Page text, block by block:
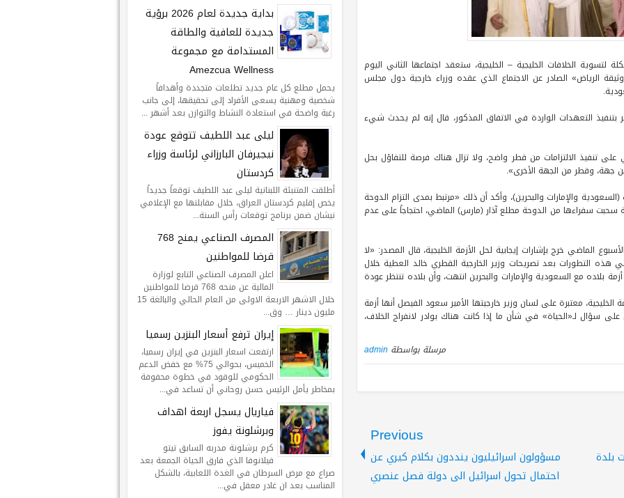
لتسوية الخلافات الخليجية – الخليجية، ستعقد اجتماعها الثاني اليوم
الرياض» الصادر عن الاجتماع الذي عقده وزراء خارجية دول مجلس
التعهدات الواردة في الاتفاق المذكور، قال إنه لم يحدث شيء
على تنفيذ الالتزامات من قطر واضح، ولا تزال هناك فرصة للتفاؤل بحل
من جهة، وقطر من الجهة الأخرى».
والإمارات والبحرين)، وأكد أن ذلك «مرتبط بمدى التزام الدوحة
سحبت سفراءها من الدوحة مطلع آذار (مارس) الماضي، احتجاجاً على عدم
الماضي خرج بإشارات إيجابية لحل الأزمة الخليجية، قال المصدر: «لا
التطورات بعد تصريحات وزير الخارجية القطري خالد العطية خلال
بلاده مع السعودية والإمارات والبحرين انتهت، وأن بلاده تنتظر عودة
معتبرة على لسان وزير خارجيتها الأمير سعود الفيصل أنها أزمة
سؤال لـ«الحياة» في شأن ما إذا كانت هناك بوادر لانفراج الخلاف،
مرسلة بواسطة admin
بلدة
Previous
مسؤولون اسرائيليون ينددون بكلام كيري عن
احتمال تحول اسرائيل الى دولة فصل عنصري
بداية جديدة لعام 2026 برؤية
جديدة للعافية والطاقة
المستدامة مع مجموعة
Amezcua Wellness
يحمل مطلع كل عام جديد تطلعات متجددة وأهدافاً
شخصية ومهنية يسعى الأفراد إلى تحقيقها، إلى جانب
رغبة واضحة في استعادة النشاط والتوازن بعد أشهر ...
ليلى عبد اللطيف تتوقع عودة
نيجيرفان البارزاني لرئاسة وزراء
كردستان
أطلقت المتنبئة اللبنانية ليلى عبد اللطيف توقعاً جديداً
يخص إقليم كردستان العراق، خلال مقابلتها مع الإعلامي
نيشان ضمن برنامج توقعات رأس السنة...
المصرف الصناعي يمنح 768
قرضا للمواطنين
اعلن المصرف الصناعي التابع لوزارة
المالية عن منحه 768 قرضا للمواطنين
خلال الاشهر الاربعة الاولى من العام الحالي والبالغة 15
مليون دينار … وق...
إيران ترفع أسعار البنزين رسميا
ارتفعت اسعار البنزين في إيران رسميا،
الخميس، بحوالي 75% مع خفض الدعم
الحكومي للوقود في خطوة محفوفة
بمخاطر يأمل الرئيس حسن روحاني أن تساعد في...
فياريال يسجل اربعة اهداف
وبرشلونة يفوز
كرم برشلونة مدربه السابق تيتو
فيلانوفا الذي فارق الحياة الجمعة بعد
صراع مع مرض السرطان في الغدة اللعابية، بالشكل
المناسب بعد ان غادر معقل في...